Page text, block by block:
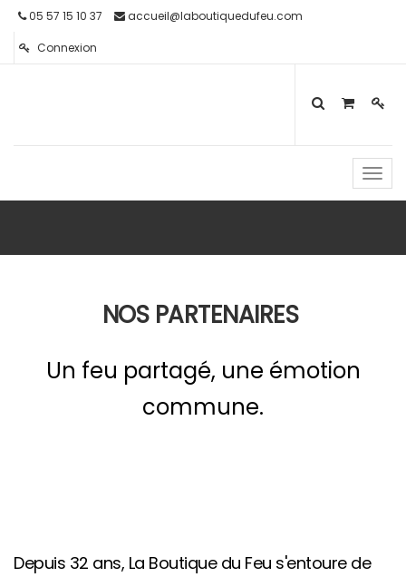
05 57 15 10 37 accueil@laboutiquedufeu.com
Connexion
NOS PARTENAIRES
Un feu partagé, une émotion
commune.
Depuis 32 ans, La Boutique du Feu s'entoure de